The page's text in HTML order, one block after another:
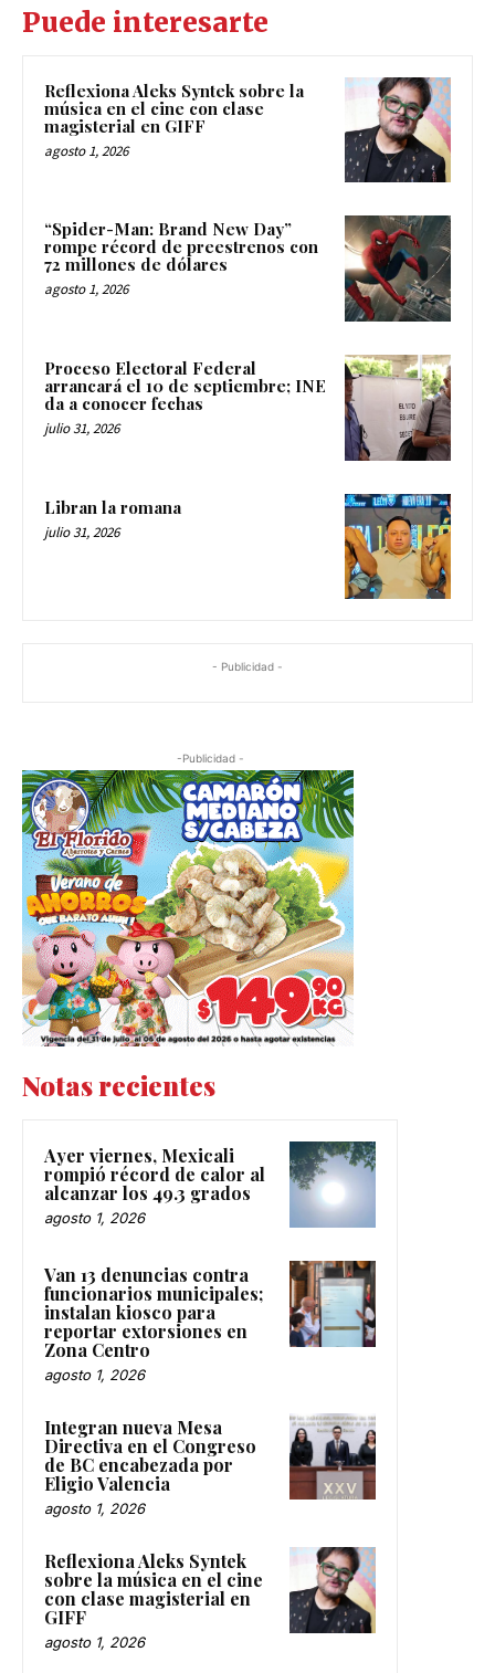
Puede interesarte
Reflexiona Aleks Syntek sobre la
música en el cine con clase
magisterial en GIFF
agosto 1, 2026
“Spider-Man: Brand New Day”
rompe récord de preestrenos con
72 millones de dólares
agosto 1, 2026
Proceso Electoral Federal
arrancará el 10 de septiembre; INE
da a conocer fechas
julio 31, 2026
Libran la romana
julio 31, 2026
- Publicidad -
-Publicidad -
Notas recientes
Ayer viernes, Mexicali
rompió récord de calor al
alcanzar los 49.3 grados
agosto 1, 2026
Van 13 denuncias contra
funcionarios municipales;
instalan kiosco para
reportar extorsiones en
Zona Centro
agosto 1, 2026
Integran nueva Mesa
Directiva en el Congreso
de BC encabezada por
Eligio Valencia
agosto 1, 2026
Reflexiona Aleks Syntek
sobre la música en el cine
con clase magisterial en
GIFF
agosto 1, 2026